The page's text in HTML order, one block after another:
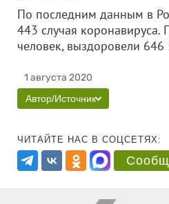
По последним данным в
443 случая коронавируса.
человек, выздоровели
1 августа 2020
Автор/Источник
ЧИТАЙТЕ НАС В СОЦСЕТЯХ: